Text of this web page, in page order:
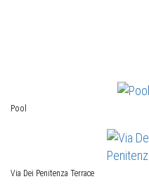
Pool
Via Dei Penitenza Terrace